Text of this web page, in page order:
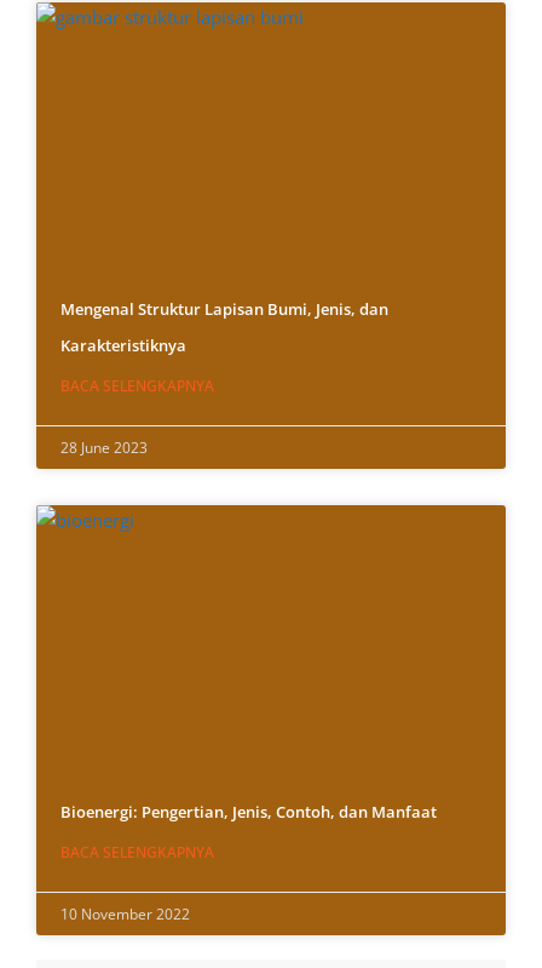
Mengenal Struktur Lapisan Bumi, Jenis, dan
Karakteristiknya
BACA SELENGKAPNYA
28 June 2023
Bioenergi: Pengertian, Jenis, Contoh, dan Manfaat
BACA SELENGKAPNYA
10 November 2022